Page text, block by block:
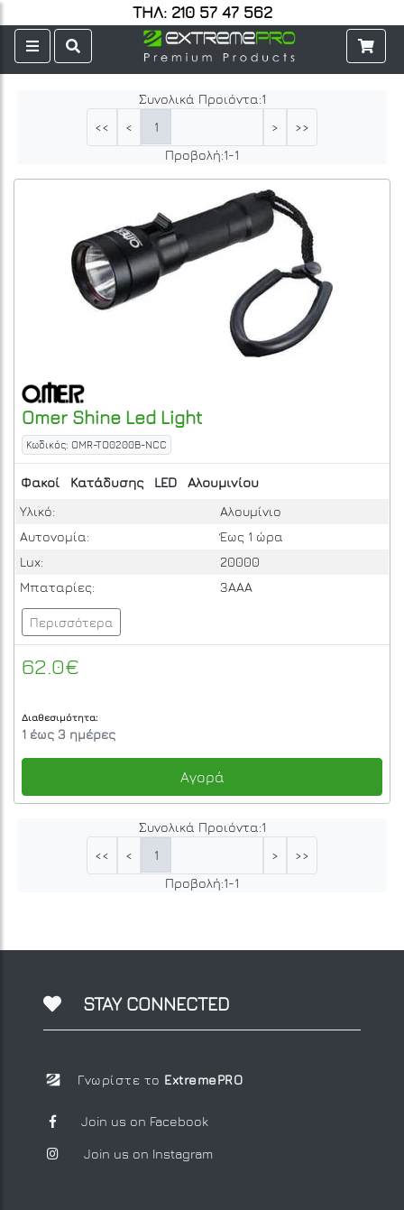
ΤΗΛ: 210 57 47 562
Συνολικά Προιόντα:1
<<
< 1 >
>>
Προβολή:1-1
Omer Shine Led Light
Κωδικός: OMR-TO0200B-NCC
Φακοί Κατάδυσης LED
Αλουμινίου
Υλικό:
Αλουμίνιο
Αυτονομία:
Έως 1 ώρα
Lux:
20000
Μπαταρίες:
3AAA
Περισσότερα
62.0€
Διαθεσιμότητα:
1 έως 3 ημέρες
Αγορά
Συνολικά Προιόντα:1
<<
< 1 >
>>
Προβολή:1-1
STAY CONNECTED
Γνωρίστε το ExtremePRO
Join us on Facebook
Join us on Instagram